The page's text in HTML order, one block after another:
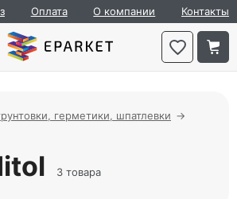
Оплата О компании Контакты
герметики, шпатлевки
3 товара